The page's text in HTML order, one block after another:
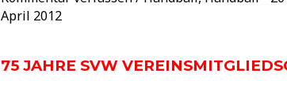
April 2012
75 JAHRE SVW